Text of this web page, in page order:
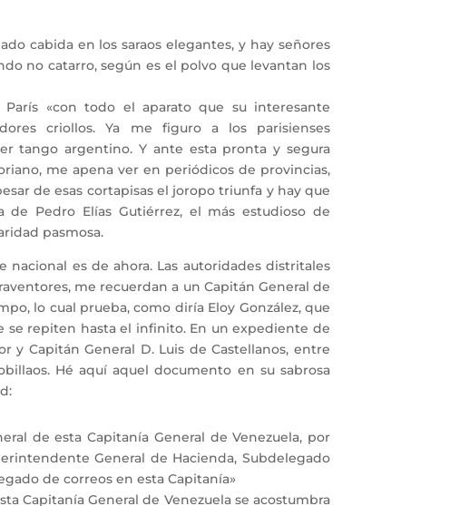
cabida en los saraos elegantes, y hay señores
no catarro, según es el polvo que levantan los
«con todo el aparato que su interesante
criollos. Ya me figuro a los parisienses
tango argentino. Y ante esta pronta y segura
me apena ver en periódicos de provincias,
de esas cortapisas el joropo triunfa y hay que
Pedro Elías Gutiérrez, el más estudioso de
pasmosa.
es de ahora. Las autoridades distritales
me recuerdan a un Capitán General de
lo cual prueba, como diría Eloy González, que
se repiten hasta el infinito. En un expediente de
y Capitán General D. Luis de Castellanos, entre
Hé aquí aquel documento en su sabrosa
de esta Capitanía General de Venezuela, por
General de Hacienda, Subdelegado
de correos en esta Capitanía»
Capitanía General de Venezuela se acostumbra